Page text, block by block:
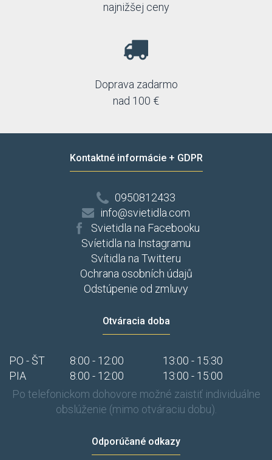
najnižšej ceny
Doprava zadarmo
nad 100 €
Kontaktné informácie + GDPR
0950812433
info@svietidla.com
Svietidla na Facebooku
Svíetidla na Instagramu
Svítidla na Twitteru
Ochrana osobních údajů
Odstúpenie od zmluvy
Otváracia doba
PO - ŠT 8:00 - 12:00
13:00 - 15:30
PIA
8:00 - 12:00
13:00 - 15:00
Po telefonickom dohovore možné zaistiť individuálne
obslúženie (mimo otváraciu dobu).
Odporúčané odkazy